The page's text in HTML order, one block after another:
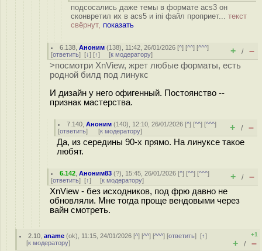
подсосались даже темы в формате acs3 он
сконвретил их в acs5 и ini файл проприет... текст
свёрнут, показать
6.138 ,Аноним (138), 11:42, 26/01/2026 [^] [^^] [^^^]
[ответить] [↓] [↑] [к модератору] + / –
>посмотри XnView, жрет любые форматы, есть
родной билд под линукс
И дизайн у него офигенный. Постоянство --
признак мастерства.
7.140 ,Аноним (140), 12:10, 26/01/2026 [^] [^^] [^^^]
[ответить] [к модератору] + / –
Да, из середины 90-х прямо. На линуксе такое
любят.
6.142 ,Аноним83 (?), 15:45, 26/01/2026 [^] [^^] [^^^]
[ответить] [↑] [к модератору] + / –
XnView - без исходников, под фрю давно не
обновляли. Мне тогда проще вендовыми через
вайн смотреть.
2.10 ,aname (ok), 11:15, 24/01/2026 [^] [^^] [^^^] [ответить][↑]
[к модератору]
+1
+ / –